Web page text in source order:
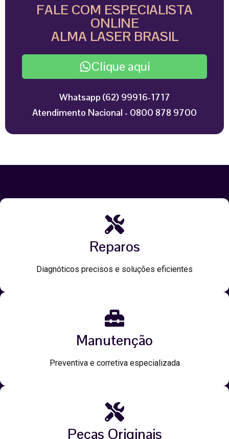
FALE COM ESPECIALISTA
ONLINE
ALMA LASER BRASIL
Clique aqui
Whatsapp (62) 99916-1717
Atendimento Nacional - 0800 878 9700
Reparos
Diagnóticos precisos e soluções eficientes
Manutenção
Preventiva e corretiva especializada
Peças Originais